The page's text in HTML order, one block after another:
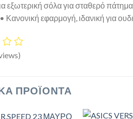
εξωτερική σόλα για σταθερό
Κανονική εφαρμογή, ιδανική για
ΠΡΟΪΌΝΤΑ